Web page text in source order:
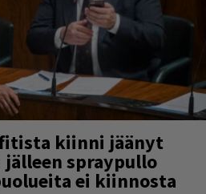
kiinni jäänyt
jälleen spraypullo
ei kiinnosta